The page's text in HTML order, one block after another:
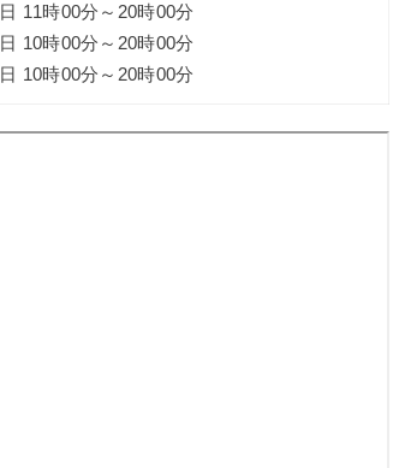
11時00分～20時00分
10時00分～20時00分
10時00分～20時00分